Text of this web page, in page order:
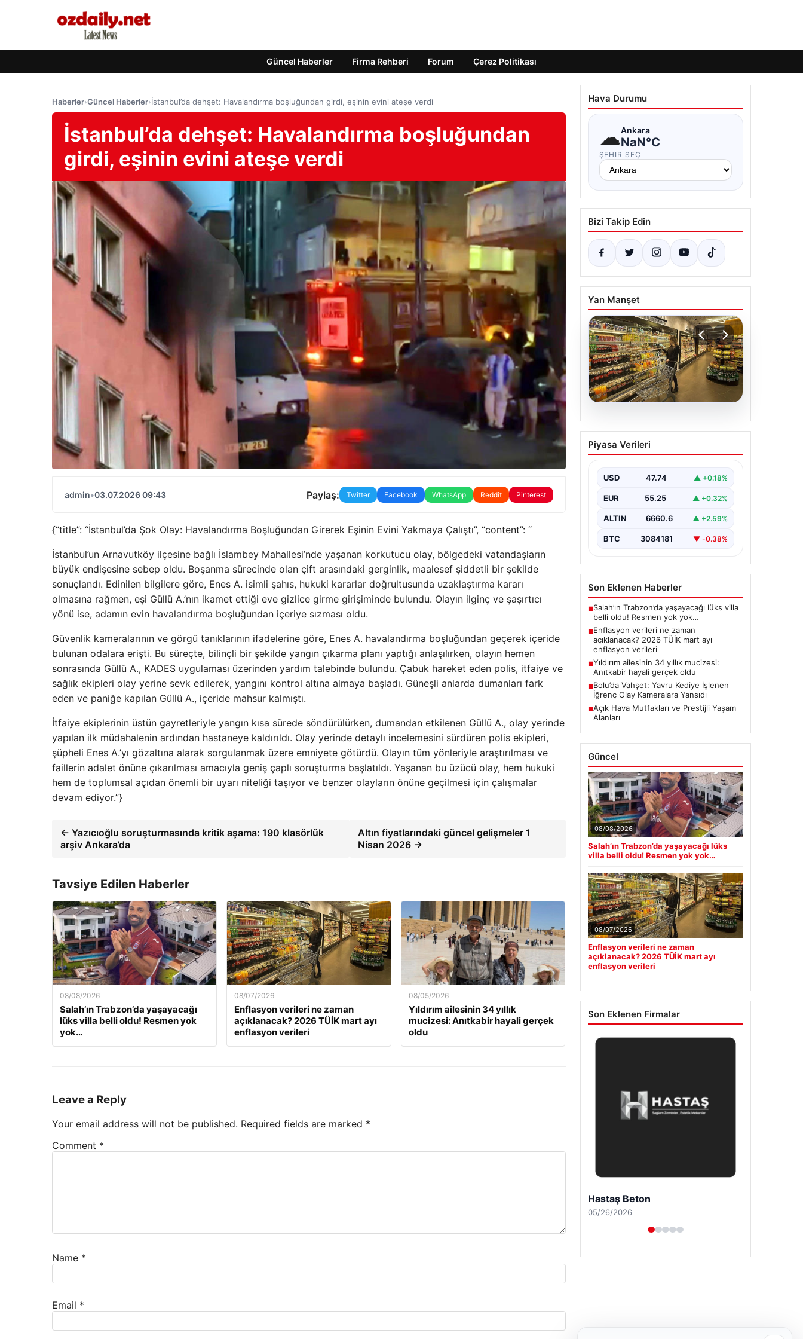
Güncel Haberler Firma Rehberi Forum Çerez Politikası
Haberler›Güncel Haberler›İstanbul’da dehşet: Havalandırma boşluğundan girdi, eşinin evini ateşe verdi
İstanbul’da dehşet: Havalandırma boşluğundan
girdi, eşinin evini ateşe verdi
admin•03.07.2026 09:43 Paylaş: Twitter Facebook WhatsApp Reddit Pinterest
{“title”: “İstanbul’da Şok Olay: Havalandırma Boşluğundan Girerek Eşinin Evini Yakmaya Çalıştı”, “content”: “
İstanbul’un Arnavutköy ilçesine bağlı İslambey Mahallesi’nde yaşanan korkutucu olay, bölgedeki vatandaşların
büyük endişesine sebep oldu. Boşanma sürecinde olan çift arasındaki gerginlik, maalesef şiddetli bir şekilde
sonuçlandı. Edinilen bilgilere göre, Enes A. isimli şahıs, hukuki kararlar doğrultusunda uzaklaştırma kararı
olmasına rağmen, eşi Güllü A.’nın ikamet ettiği eve gizlice girme girişiminde bulundu. Olayın ilginç ve şaşırtıcı
yönü ise, adamın evin havalandırma boşluğundan içeriye sızması oldu.
Güvenlik kameralarının ve görgü tanıklarının ifadelerine göre, Enes A. havalandırma boşluğundan geçerek içeride
bulunan odalara erişti. Bu süreçte, bilinçli bir şekilde yangın çıkarma planı yaptığı anlaşılırken, olayın hemen
sonrasında Güllü A., KADES uygulaması üzerinden yardım talebinde bulundu. Çabuk hareket eden polis, itfaiye ve
sağlık ekipleri olay yerine sevk edilerek, yangını kontrol altına almaya başladı. Güneşli anlarda dumanları fark
eden ve paniğe kapılan Güllü A., içeride mahsur kalmıştı.
İtfaiye ekiplerinin üstün gayretleriyle yangın kısa sürede söndürülürken, dumandan etkilenen Güllü A., olay yerinde
yapılan ilk müdahalenin ardından hastaneye kaldırıldı. Olay yerinde detaylı incelemesini sürdüren polis ekipleri,
şüpheli Enes A.’yı gözaltına alarak sorgulanmak üzere emniyete götürdü. Olayın tüm yönleriyle araştırılması ve
faillerin adalet önüne çıkarılması amacıyla geniş çaplı soruşturma başlatıldı. Yaşanan bu üzücü olay, hem hukuki
hem de toplumsal açıdan önemli bir uyarı niteliği taşıyor ve benzer olayların önüne geçilmesi için çalışmalar
devam ediyor.”}
← Yazıcıoğlu soruşturmasında kritik aşama: 190 klasörlük
arşiv Ankara’da
Altın fiyatlarındaki güncel gelişmeler 1
Nisan 2026 →
Tavsiye Edilen Haberler
08/08/2026
Salah’ın Trabzon’da yaşayacağı
lüks villa belli oldu! Resmen yok
yok…
08/07/2026
Enflasyon verileri ne zaman
açıklanacak? 2026 TÜİK mart ayı
enflasyon verileri
08/05/2026
Yıldırım ailesinin 34 yıllık
mucizesi: Anıtkabir hayali gerçek
oldu
Leave a Reply
Your email address will not be published. Required fields are marked *
Comment *
Name *
Email *
Hava Durumu
☁Ankara
NaN°C
ŞEHIR SEÇ
Bizi Takip Edin
Yan Manşet
07.08.2026
Enflasyon verileri ne
zaman açıklanacak?
enflasyon verileri
Piyasa Verileri
USD 47.74 ▲ +0.18%
EUR 55.25 ▲ +0.32%
ALTIN 6660.6 ▲ +2.59%
BTC 3084181 ▼ -0.38%
Son Eklenen Haberler
■Salah’ın Trabzon’da yaşayacağı lüks villa
belli oldu! Resmen yok yok…
■Enflasyon verileri ne zaman
açıklanacak? 2026 TÜİK mart ayı
enflasyon verileri
■Yıldırım ailesinin 34 yıllık mucizesi:
Anıtkabir hayali gerçek oldu
■Bolu’da Vahşet: Yavru Kediye İşlenen
İğrenç Olay Kameralara Yansıdı
■Açık Hava Mutfakları ve Prestijli Yaşam
Alanları
Güncel
08/08/2026
Salah’ın Trabzon’da yaşayacağı lüks
villa belli oldu! Resmen yok yok…
08/07/2026
Enflasyon verileri ne zaman
açıklanacak? 2026 TÜİK mart ayı
enflasyon verileri
Son Eklenen Firmalar
Prenses Night Club
04/29/2026